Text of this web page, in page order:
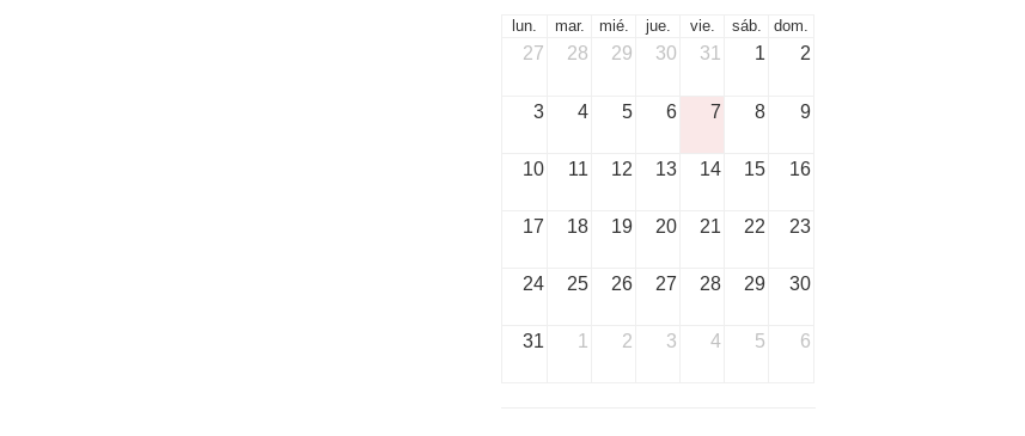
lun. mar. mié. jue. vie. sáb. dom.
27 28 29 30 31 1 2
3 4 5 6 7 8 9
10 11 12 13 14 15 16
17 18 19 20 21 22 23
24 25 26 27 28 29 30
31 1 2 3 4 5 6